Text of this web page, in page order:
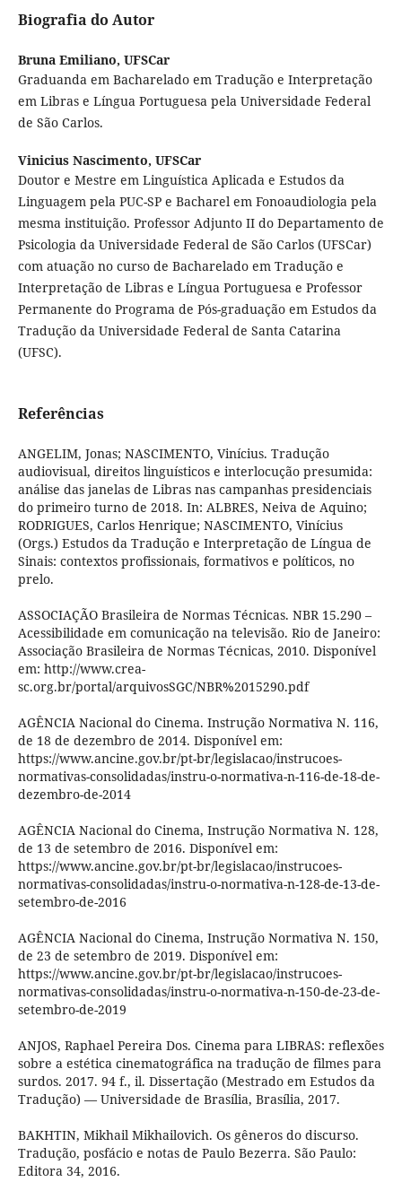
Biografia do Autor
Bruna Emiliano, UFSCar
Graduanda em Bacharelado em Tradução e Interpretação
em Libras e Língua Portuguesa pela Universidade Federal
de São Carlos.
Vinicius Nascimento, UFSCar
Doutor e Mestre em Linguística Aplicada e Estudos da
Linguagem pela PUC-SP e Bacharel em Fonoaudiologia pela
mesma instituição. Professor Adjunto II do Departamento de
Psicologia da Universidade Federal de São Carlos (UFSCar)
com atuação no curso de Bacharelado em Tradução e
Interpretação de Libras e Língua Portuguesa e Professor
Permanente do Programa de Pós-graduação em Estudos da
Tradução da Universidade Federal de Santa Catarina
(UFSC).
Referências
ANGELIM, Jonas; NASCIMENTO, Vinícius. Tradução
audiovisual, direitos linguísticos e interlocução presumida:
análise das janelas de Libras nas campanhas presidenciais
do primeiro turno de 2018. In: ALBRES, Neiva de Aquino;
RODRIGUES, Carlos Henrique; NASCIMENTO, Vinícius
(Orgs.) Estudos da Tradução e Interpretação de Língua de
Sinais: contextos profissionais, formativos e políticos, no
prelo.
ASSOCIAÇÃO Brasileira de Normas Técnicas. NBR 15.290 –
Acessibilidade em comunicação na televisão. Rio de Janeiro:
Associação Brasileira de Normas Técnicas, 2010. Disponível
em: http://www.crea-
sc.org.br/portal/arquivosSGC/NBR%2015290.pdf
AGÊNCIA Nacional do Cinema. Instrução Normativa N. 116,
de 18 de dezembro de 2014. Disponível em:
https://www.ancine.gov.br/pt-br/legislacao/instrucoes-
normativas-consolidadas/instru-o-normativa-n-116-de-18-de-
dezembro-de-2014
AGÊNCIA Nacional do Cinema, Instrução Normativa N. 128,
de 13 de setembro de 2016. Disponível em:
https://www.ancine.gov.br/pt-br/legislacao/instrucoes-
normativas-consolidadas/instru-o-normativa-n-128-de-13-de-
setembro-de-2016
AGÊNCIA Nacional do Cinema, Instrução Normativa N. 150,
de 23 de setembro de 2019. Disponível em:
https://www.ancine.gov.br/pt-br/legislacao/instrucoes-
normativas-consolidadas/instru-o-normativa-n-150-de-23-de-
setembro-de-2019
ANJOS, Raphael Pereira Dos. Cinema para LIBRAS: reflexões
sobre a estética cinematográfica na tradução de filmes para
surdos. 2017. 94 f., il. Dissertação (Mestrado em Estudos da
Tradução) — Universidade de Brasília, Brasília, 2017.
BAKHTIN, Mikhail Mikhailovich. Os gêneros do discurso.
Tradução, posfácio e notas de Paulo Bezerra. São Paulo:
Editora 34, 2016.